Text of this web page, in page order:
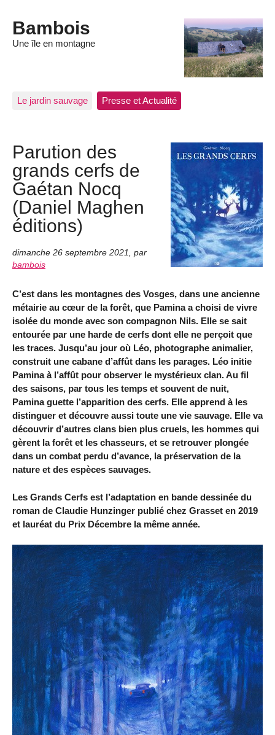
Bambois
Une île en montagne
Le jardin sauvage Presse et Actualité
Parution des
grands cerfs de
Gaétan Nocq
(Daniel Maghen
éditions)
dimanche 26 septembre 2021, par
bambois
C’est dans les montagnes des Vosges, dans une ancienne
métairie au cœur de la forêt, que Pamina a choisi de vivre
isolée du monde avec son compagnon Nils. Elle se sait
entourée par une harde de cerfs dont elle ne perçoit que
les traces. Jusqu’au jour où Léo, photographe animalier,
construit une cabane d’affût dans les parages. Léo initie
Pamina à l’affût pour observer le mystérieux clan. Au fil
des saisons, par tous les temps et souvent de nuit,
Pamina guette l’apparition des cerfs. Elle apprend à les
distinguer et découvre aussi toute une vie sauvage. Elle va
découvrir d’autres clans bien plus cruels, les hommes qui
gèrent la forêt et les chasseurs, et se retrouver plongée
dans un combat perdu d’avance, la préservation de la
nature et des espèces sauvages.
Les Grands Cerfs est l’adaptation en bande dessinée du
roman de Claudie Hunzinger publié chez Grasset en 2019
et lauréat du Prix Décembre la même année.